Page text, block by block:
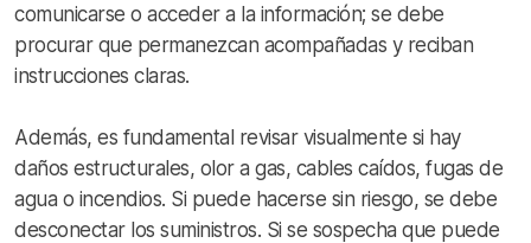
comunicarse o acceder a la información; se debe
procurar que permanezcan acompañadas y reciban
instrucciones claras.
Además, es fundamental revisar visualmente si hay
daños estructurales, olor a gas, cables caídos, fugas de
agua o incendios. Si puede hacerse sin riesgo, se debe
desconectar los suministros. Si se sospecha que puede